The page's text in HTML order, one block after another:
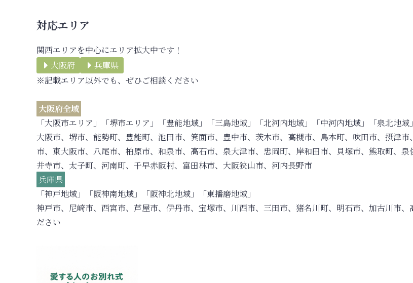
対応エリア
関西エリアを中心にエリア拡大中です！
大阪府
兵庫県
※記載エリア以外でも、ぜひご相談ください
大阪府全域
「大阪市エリア」「堺市エリア」「豊能地域」「三島地域」「北河内地域」「中河内地域」「泉北地域
大阪市、堺市、能勢町、豊能町、池田市、箕面市、豊中市、茨木市、高槻市、島本町、吹田市、摂津
市、東大阪市、八尾市、柏原市、和泉市、高石市、泉大津市、忠岡町、岸和田市、貝塚市、熊取町、
井寺市、太子町、河南町、千早赤阪村、富田林市、大阪狭山市、河内長野市
兵庫県
「神戸地域」「阪神南地域」「阪神北地域」「東播磨地域」
神戸市、尼崎市、西宮市、芦屋市、伊丹市、宝塚市、川西市、三田市、猪名川町、明石市、加古川
ださい